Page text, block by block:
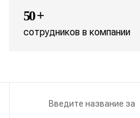
50 +
сотрудников в компании